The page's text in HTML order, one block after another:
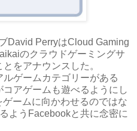
David PerryはCloud Gaming
のクラウドゲーミングサ
をアナウンスした。
ルゲームカテゴリーがある
アゲームも遊べるようにし
ームに向かわせるのではな
ようFacebookと共に念密に